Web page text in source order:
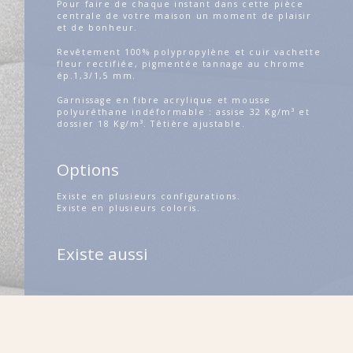
Pour faire de chaque instant dans cette pièce
centrale de votre maison un moment de plaisir
et de bonheur.
Revêtement 100% polypropylène et cuir vachette
fleur rectifiée, pigmentée tannage au chrome
ép.1,3/1,5 mm.
Garnissage en fibre acrylique et mousse
polyuréthane indéformable : assise 32 Kg/m³ et
dossier 18 Kg/m³. Têtière ajustable.
Options
Existe en plusieurs configurations.
Existe en plusieurs coloris.
Existe aussi